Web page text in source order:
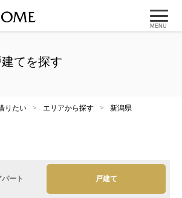
MENU
てを探す
りたい > エリアから探す > 新潟県
ート 戸建て